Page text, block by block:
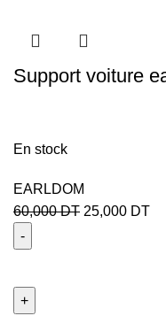
Support voiture
En stock
EARLDOM
60,000DT 25,000 DT